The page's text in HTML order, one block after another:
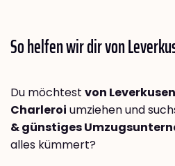
So helfen wir dir von
Du möchtest von
Charleroi umziehen und
& günstiges
alles kümmert?